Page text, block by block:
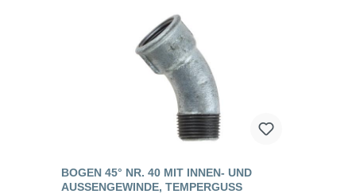
BOGEN 45° NR. 40 MIT INNEN- UND
AUSSENGEWINDE, TEMPERGUSS